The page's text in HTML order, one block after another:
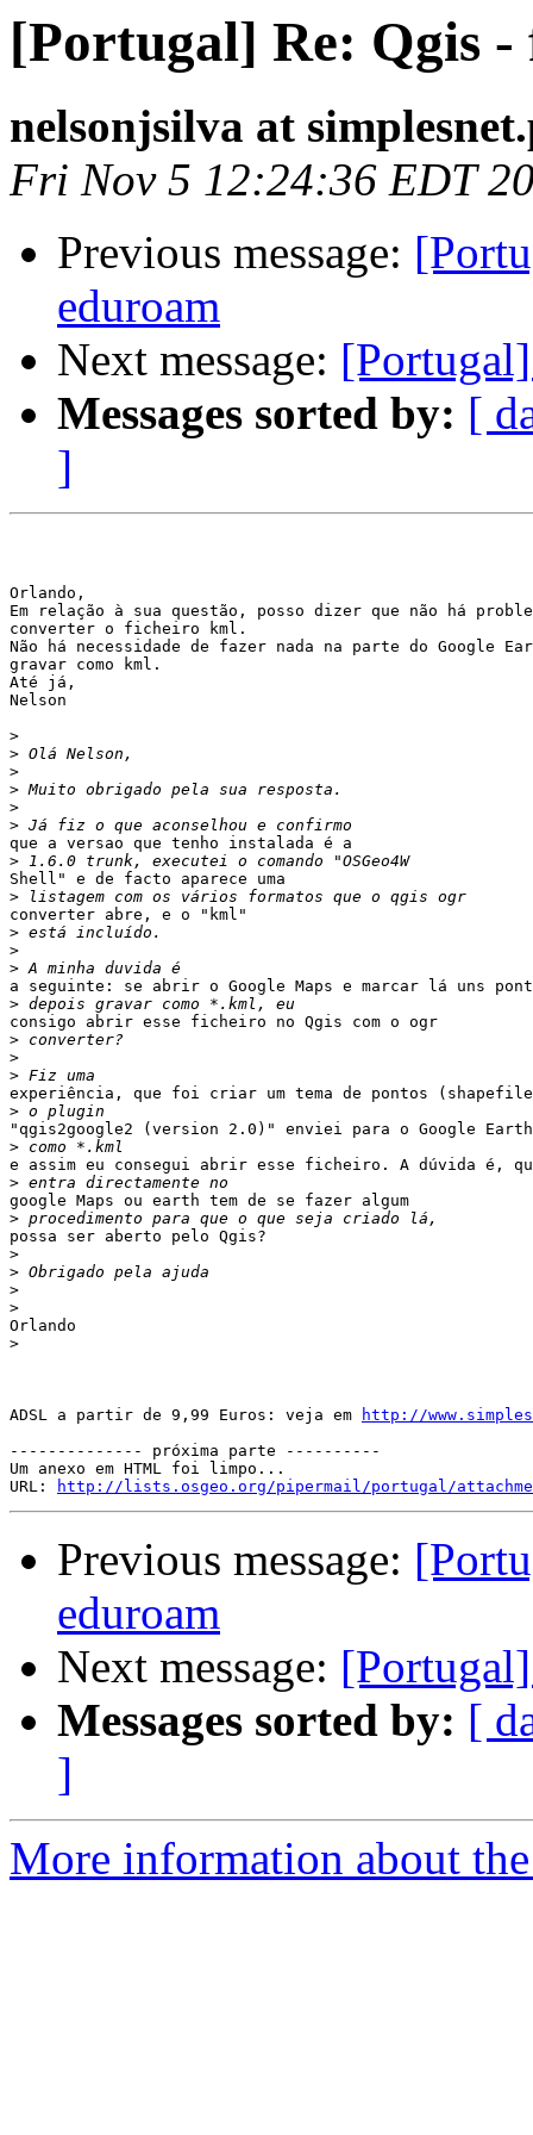
[Portugal] Re: Qgis
nelsonjsilva at
Fri Nov 5 12:24:36 EDT
Previous message:
eduroam
Next message:
Messages sorted by: [
]
Orlando,
Em relação à sua questão, posso dizer que não há
converter o ficheiro kml.
Não há necessidade de fazer nada na parte do Google
gravar como kml.
Até já,
Nelson
>
>
>
>
>
>
que a versao que tenho instalada é a
>
Shell" e de facto aparece uma
>
converter abre, e o "kml"
>
>
>
a seguinte: se abrir o Google Maps e marcar lá uns
>
consigo abrir esse ficheiro no Qgis com o ogr
>
>
>
experiência, que foi criar um tema de pontos
>
"qgis2google2 (version 2.0)" enviei para o Google
>
e assim eu consegui abrir esse ficheiro. A dúvida é,
>
google Maps ou earth tem de se fazer algum
>
possa ser aberto pelo Qgis?
>
>
>
>
Orlando
>
ADSL a partir de 9,99 Euros: veja em
http://
-------------- próxima parte ----------
Um anexo em HTML foi limpo...
URL:
http://lists.osgeo.org/pipermail/portugal/
Previous message:
eduroam
Next message:
Messages sorted by: [
]
More information about